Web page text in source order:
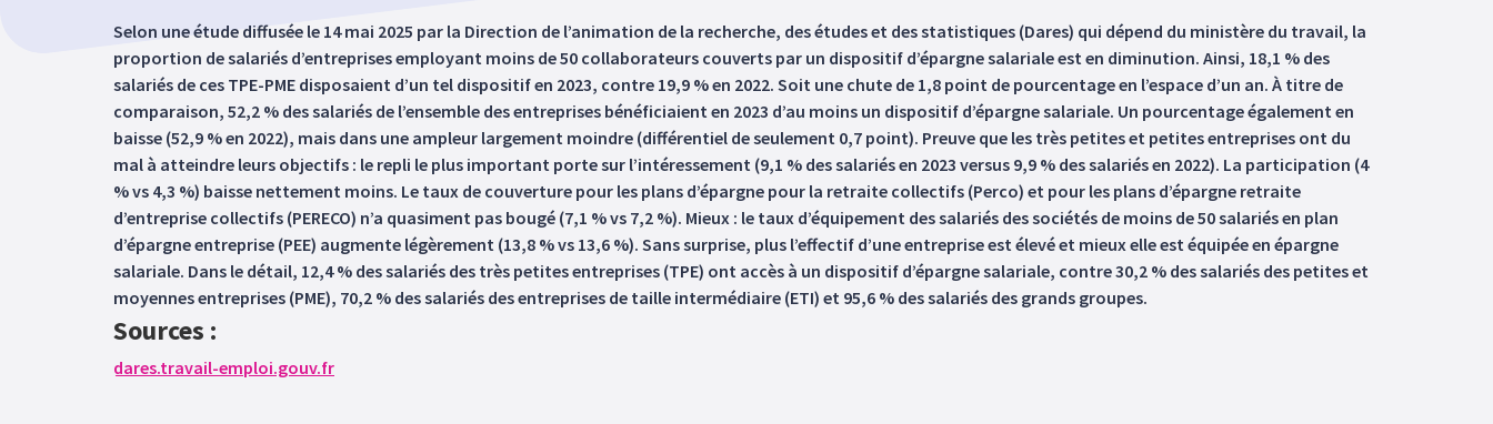
Selon une étude diffusée le 14 mai 2025 par la Direction de l’animation de la recherche, des études et des statistiques (Dares) qui dépend du ministère du travail, la
proportion de salariés d’entreprises employant moins de 50 collaborateurs couverts par un dispositif d’épargne salariale est en diminution. Ainsi, 18,1 % des
salariés de ces TPE-PME disposaient d’un tel dispositif en 2023, contre 19,9 % en 2022. Soit une chute de 1,8 point de pourcentage en l’espace d’un an. À titre de
comparaison, 52,2 % des salariés de l’ensemble des entreprises bénéficiaient en 2023 d’au moins un dispositif d’épargne salariale. Un pourcentage également en
baisse (52,9 % en 2022), mais dans une ampleur largement moindre (différentiel de seulement 0,7 point). Preuve que les très petites et petites entreprises ont du
mal à atteindre leurs objectifs : le repli le plus important porte sur l’intéressement (9,1 % des salariés en 2023 versus 9,9 % des salariés en 2022). La participation (4
% vs 4,3 %) baisse nettement moins. Le taux de couverture pour les plans d’épargne pour la retraite collectifs (Perco) et pour les plans d’épargne retraite
d’entreprise collectifs (PERECO) n’a quasiment pas bougé (7,1 % vs 7,2 %). Mieux : le taux d’équipement des salariés des sociétés de moins de 50 salariés en plan
d’épargne entreprise (PEE) augmente légèrement (13,8 % vs 13,6 %). Sans surprise, plus l’effectif d’une entreprise est élevé et mieux elle est équipée en épargne
salariale. Dans le détail, 12,4 % des salariés des très petites entreprises (TPE) ont accès à un dispositif d’épargne salariale, contre 30,2 % des salariés des petites et
moyennes entreprises (PME), 70,2 % des salariés des entreprises de taille intermédiaire (ETI) et 95,6 % des salariés des grands groupes.
Sources :
dares.travail-emploi.gouv.fr